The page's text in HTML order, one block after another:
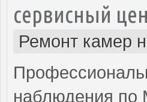
сервисный
Ремонт камер
наблюдения по